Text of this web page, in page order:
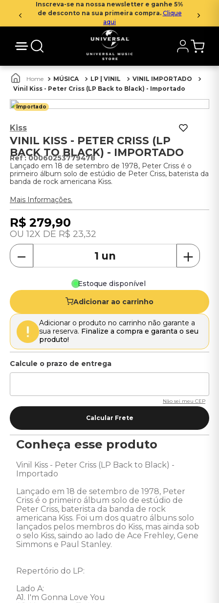
Inscreva-se na nossa newsletter e ganhe 5%
de desconto na sua primeira compra. Clique
aqui
MÚSICA LP | VINIL
VINIL IMPORTADO
Vinil Kiss - Peter Criss (LP Back to Black) - Importado
Importado
Kiss
VINIL KISS - PETER CRISS (LP
BACK TO BLACK) - IMPORTADO
:00060253779478
Lançado em 18 de setembro de 1978, Peter Criss é o
primeiro álbum solo de estúdio de Peter Criss, baterista da
banda de rock americana Kiss.
Mais Informações.
R$ 279,90
12 R$ 23,32
＋
－
Estoque disponível
Adicionar ao carrinho
Adicionar o produto no carrinho não garante a
sua reserva. Finalize a compra e garanta o seu
produto!
Não sei meu CEP
Conheça esse produto
Vinil Kiss - Peter Criss (LP Back to Black) -
Importado
Lançado em 18 de setembro de 1978, Peter
Criss é o primeiro álbum solo de estúdio de
Peter Criss, baterista da banda de rock
americana Kiss. Foi um dos quatro álbuns solo
lançados pelos membros do Kiss, mas ainda sob
o selo Kiss, saindo ao lado de Ace Frehley, Gene
Simmons e Paul Stanley.
Repertório do LP:
Lado A:
A1. I'm Gonna Love You